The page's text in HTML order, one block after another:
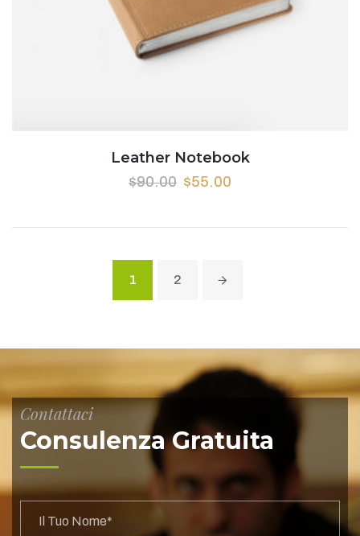
Leather Notebook
$90.00 $55.00
1 2
Contattaci
Consulenza Gratuita